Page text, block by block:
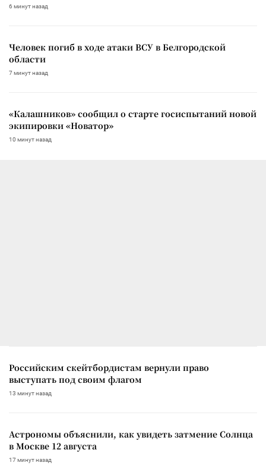
6 минут назад
Человек погиб в ходе атаки ВСУ в Белгородской
области
7 минут назад
«Калашников» сообщил о старте госиспытаний новой
экипировки «Новатор»
10 минут назад
Российским скейтбордистам вернули право
выступать под своим флагом
13 минут назад
Астрономы объяснили, как увидеть затмение Солнца
в Москве 12 августа
17 минут назад